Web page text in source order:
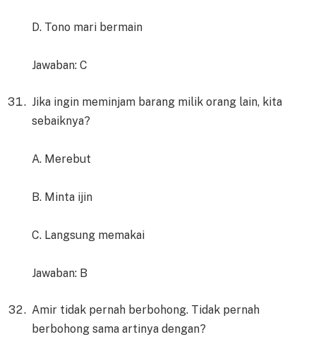
D. Tono mari bermain
Jawaban: C
Jika ingin meminjam barang milik orang lain, kita
sebaiknya?
A. Merebut
B. Minta ijin
C. Langsung memakai
Jawaban: B
Amir tidak pernah berbohong. Tidak pernah
berbohong sama artinya dengan?